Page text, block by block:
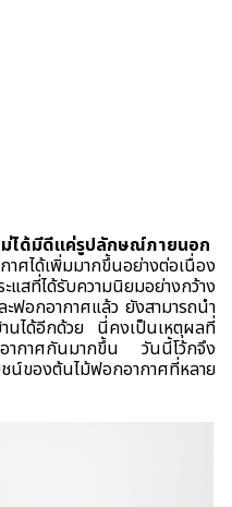
ม่ได้มีดีแค่รูปลักษณ์ภายนอก
ได้เพิ่มมากขึ้นอย่างต่อเนื่อง
แสที่ได้รับความนิยมอย่างกว้าง
ฟอกอากาศแล้ว ยังสามารถนำ
านได้อีกด้วย นี่คงเป็นเหตุผลที่
อากาศกันมากขึ้น วันนี้โว้กจึง
ชน์ของต้นไม้ฟอกอากาศที่หลาย